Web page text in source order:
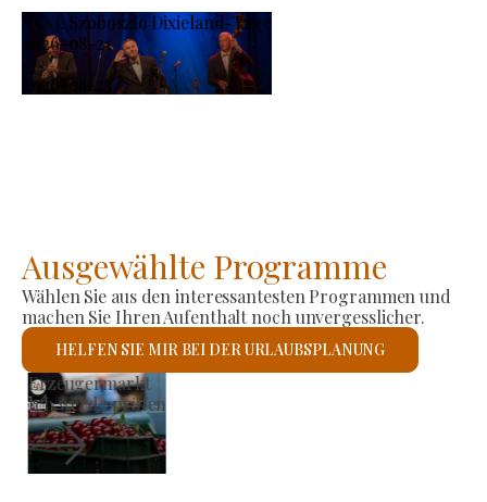
XXXI. Szoboszló Dixieland-Tage
2026-08-21
-
2026-08-23
Ausgewählte Programme
Wählen Sie aus den interessantesten Programmen und
machen Sie Ihren Aufenthalt noch unvergesslicher.
HELFEN SIE MIR BEI DER URLAUBSPLANUNG
Römisch-katholische Kirche St. László
Ich werde prüfen